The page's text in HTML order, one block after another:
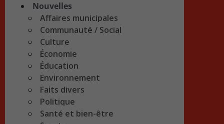
Nouvelles
Affaires municipales
Communauté / Social
Culture
Économie
Éducation
Environnement
Faits divers
Politique
Santé et bien-être